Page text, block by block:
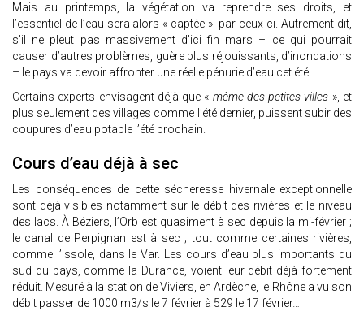
Mais au printemps, la végétation va reprendre ses droits, et
l’essentiel de l’eau sera alors « captée » par ceux-ci. Autrement dit,
s’il ne pleut pas massivement d’ici fin mars – ce qui pourrait
causer d’autres problèmes, guère plus réjouissants, d’inondations
– le pays va devoir affronter une réelle pénurie d’eau cet été.
Certains experts envisagent déjà que « même des petites villes », et
plus seulement des villages comme l’été dernier, puissent subir des
coupures d’eau potable l’été prochain.
Cours d’eau déjà à sec
Les conséquences de cette sécheresse hivernale exceptionnelle
sont déjà visibles notamment sur le débit des rivières et le niveau
des lacs. À Béziers, l’Orb est quasiment à sec depuis la mi-février ;
le canal de Perpignan est à sec ; tout comme certaines rivières,
comme l’Issole, dans le Var. Les cours d’eau plus importants du
sud du pays, comme la Durance, voient leur débit déjà fortement
réduit. Mesuré à la station de Viviers, en Ardèche, le Rhône a vu son
débit passer de 1000 m3/s le 7 février à 529 le 17 février…